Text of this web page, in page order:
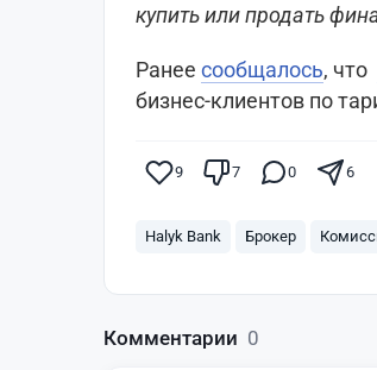
купить или продать
Ранее сообщалось, что
бизнес-клиентов по
9 7 0 6
Halyk Bank Брокер
Комментарии 0